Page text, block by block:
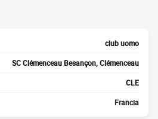
club uomo
SC Clémenceau Besançon, Clémenceau
CLE
Francia